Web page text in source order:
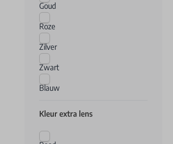
Goud
Roze
Zilver
Zwart
Blauw
Kleur extra lens